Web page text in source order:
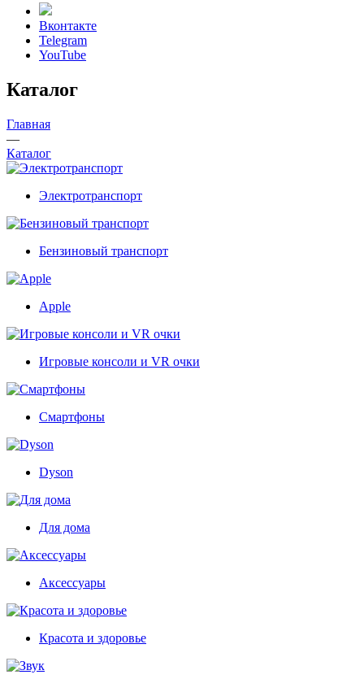
Вконтакте
Telegram
YouTube
Каталог
Главная
—
Каталог
Электротранспорт
Бензиновый транспорт
Apple
Игровые консоли и VR очки
Смартфоны
Dyson
Для дома
Аксессуары
Красота и здоровье